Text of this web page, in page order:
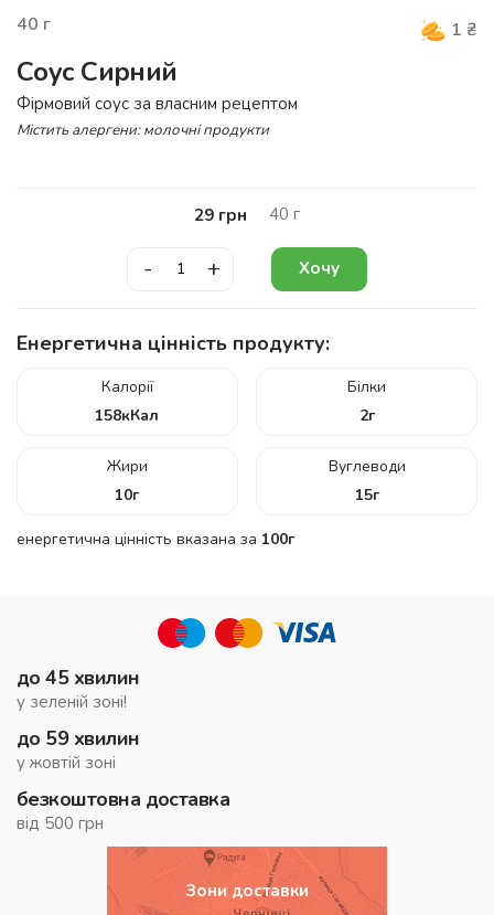
40 г 1 ₴
Соус Сирний
Фірмовий соус за власним рецептом
Містить алергени: молочні продукти
29 грн 40 г
- + Хочу
Енергетична цінність продукту:
Калорії
158кКал
Білки
2г
Жири
10г
Вуглеводи
15г
енергетична цінність вказана за 100г
до 45 хвилин
у зеленій зоні!
до 59 хвилин
у жовтій зоні
безкоштовна доставка
від 500 грн
Зони доставки